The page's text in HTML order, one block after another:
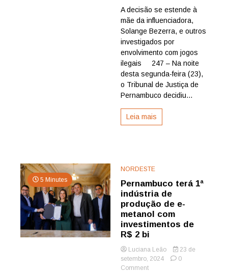
Bezerra
ganha
liberdade
após
decisão
da
Justiça
de
Pernambuco
A decisão se estende à
mãe da influenciadora,
Solange Bezerra, e outros
investigados por
envolvimento com jogos
ilegais 247 – Na noite
desta segunda-feira (23),
o Tribunal de Justiça de
Pernambuco decidiu...
Leia mais
5 Minutes
NORDESTE
Pernambuco terá 1ª
indústria de
produção de e-
metanol com
investimentos de
R$ 2 bi
Luciana Leão
23 de
setembro, 2024
0
Commenton